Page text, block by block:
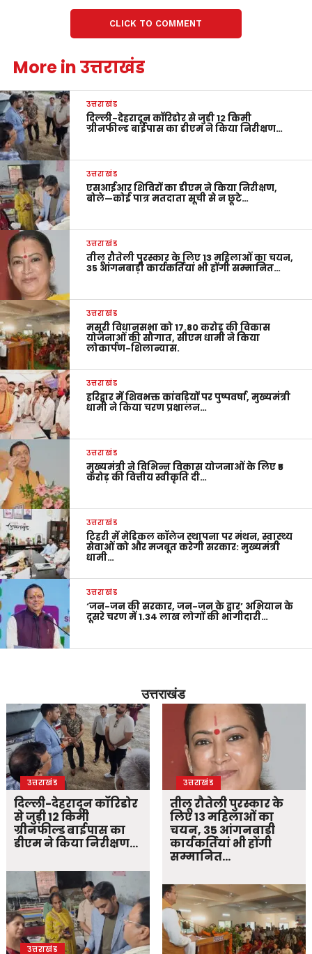
CLICK TO COMMENT
More in उत्तराखंड
उत्तराखंड
दिल्ली-देहरादून कॉरिडोर से जुड़ी 12 किमी
ग्रीनफील्ड बाईपास का डीएम ने किया निरीक्षण…
उत्तराखंड
एसआईआर शिविरों का डीएम ने किया निरीक्षण,
बोले—कोई पात्र मतदाता सूची से न छूटे…
उत्तराखंड
तीलू रौतेली पुरस्कार के लिए 13 महिलाओं का चयन,
35 आंगनबाड़ी कार्यकर्तियां भी होंगी सम्मानित…
उत्तराखंड
मसूरी विधानसभा को 17.80 करोड़ की विकास
योजनाओं की सौगात, सीएम धामी ने किया
लोकार्पण-शिलान्यास.
उत्तराखंड
हरिद्वार में शिवभक्त कांवड़ियों पर पुष्पवर्षा, मुख्यमंत्री
धामी ने किया चरण प्रक्षालन…
उत्तराखंड
मुख्यमंत्री ने विभिन्न विकास योजनाओं के लिए ₹5
करोड़ की वित्तीय स्वीकृति दी…
उत्तराखंड
टिहरी में मेडिकल कॉलेज स्थापना पर मंथन, स्वास्थ्य
सेवाओं को और मजबूत करेगी सरकार: मुख्यमंत्री
धामी…
उत्तराखंड
‘जन-जन की सरकार, जन-जन के द्वार’ अभियान के
दूसरे चरण में 1.34 लाख लोगों की भागीदारी…
उत्तराखंड
उत्तराखंड
दिल्ली-देहरादून कॉरिडोर
से जुड़ी 12 किमी
ग्रीनफील्ड बाईपास का
डीएम ने किया निरीक्षण…
उत्तराखंड
उत्तराखंड
तीलू रौतेली पुरस्कार के
लिए 13 महिलाओं का
चयन, 35 आंगनबाड़ी
कार्यकर्तियां भी होंगी
सम्मानित…